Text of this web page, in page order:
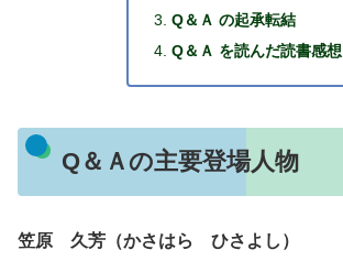
Q＆Ａ の起承転結
Q＆Ａ を読んだ読書感想
Q＆Ａの主要登場人物
笠原 久芳（かさはら ひさよし）